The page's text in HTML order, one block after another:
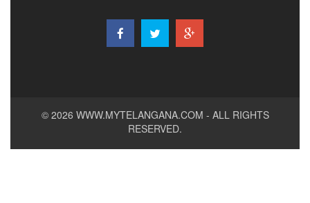
© 2026 WWW.MYTELANGANA.COM - ALL RIGHTS
RESERVED.